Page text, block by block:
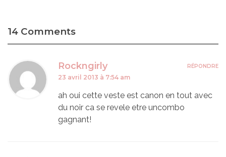
14 Comments
Rockngirly
23 avril 2013 à 7:54 am
ah oui cette veste est canon en tout avec
du noir ca se revele etre uncombo
gagnant!
RÉPONDRE